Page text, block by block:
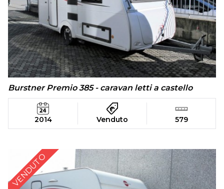
Burstner Premio 385 - caravan letti a castello
2014 Venduto 579
VENDUTO